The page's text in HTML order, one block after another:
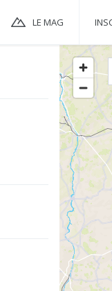
LE MAG